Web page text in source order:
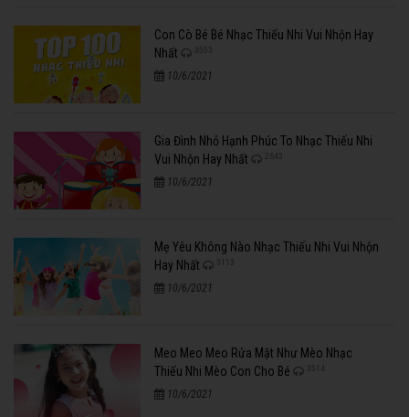
Con Cò Bé Bé Nhạc Thiếu Nhi Vui Nhộn Hay
Nhất
3553
10/6/2021
Gia Đình Nhỏ Hạnh Phúc To Nhạc Thiếu Nhi
Vui Nhộn Hay Nhất
2643
10/6/2021
Mẹ Yêu Không Nào Nhạc Thiếu Nhi Vui Nhộn
Hay Nhất
3113
10/6/2021
Meo Meo Meo Rửa Mặt Như Mèo Nhạc
Thiếu Nhi Mèo Con Cho Bé
3514
10/6/2021